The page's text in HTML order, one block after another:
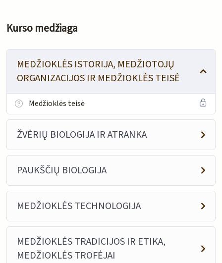
Kurso medžiaga
MEDŽIOKLĖS ISTORIJA, MEDŽIOTOJŲ
ORGANIZACIJOS IR MEDŽIOKLĖS TEISĖ
Medžioklės teisė
ŽVĖRIŲ BIOLOGIJA IR ATRANKA
PAUKŠČIŲ BIOLOGIJA
MEDŽIOKLĖS TECHNOLOGIJA
MEDŽIOKLĖS TRADICIJOS IR ETIKA,
MEDŽIOKLĖS TROFĖJAI